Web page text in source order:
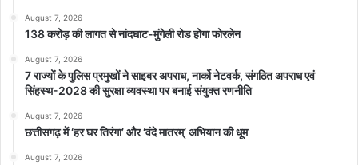
August 7, 2026
138 करोड़ की लागत से नांदघाट-मुंगेली रोड होगा फोरलेन
August 7, 2026
7 राज्यों के पुलिस प्रमुखों ने साइबर अपराध, नार्को नेटवर्क, संगठित अपराध एवं
सिंहस्थ-2028 की सुरक्षा व्यवस्था पर बनाई संयुक्त रणनीति
August 7, 2026
छत्तीसगढ़ में ‘हर घर तिरंगा’ और ‘वंदे मातरम्’ अभियान की धूम
August 7, 2026